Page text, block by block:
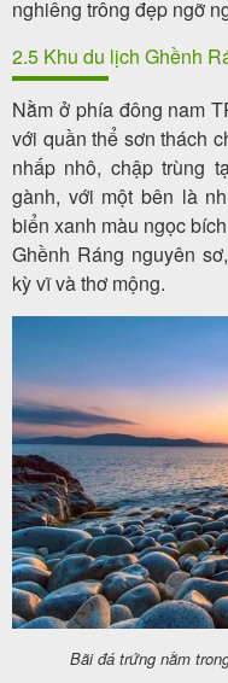
nghiêng trông đẹp ngỡ
2.5 Khu du lịch Ghềnh
Nằm ở phía đông nam
với quần thể sơn thách
nhấp nhô, chập trùng
gành, với một bên là
biển xanh màu ngọc
Ghềnh Ráng nguyên
kỳ vĩ và thơ mộng.
Bãi đá trứng nằm